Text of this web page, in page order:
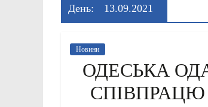
День: 13.09.2021
Новини
ОДЕСЬКА